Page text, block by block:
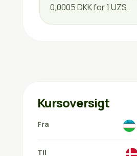
0,0005 DKK for 1 UZS.
Kursoversigt
Fra
Til